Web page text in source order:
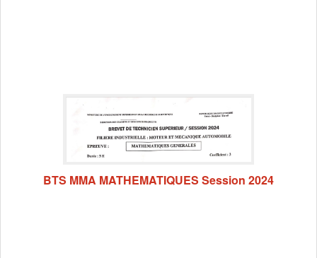
BTS MMA MATHEMATIQUES Session 2024